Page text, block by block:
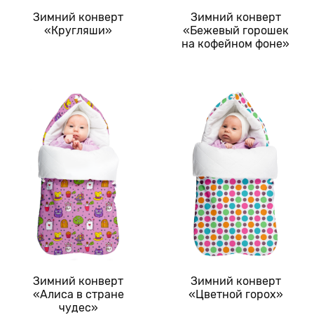
Зимний конверт
«Кругляши»
Зимний конверт
«Бежевый горошек
на кофейном фоне»
Зимний конверт
«Алиса в стране
чудес»
Зимний конверт
«Цветной горох»